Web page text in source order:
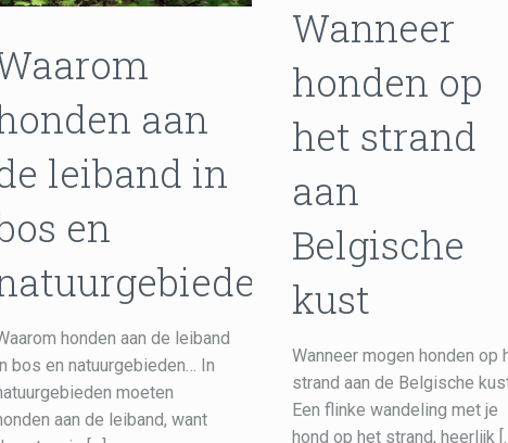
aan
leiband in
en
honden aan de leiband
bos en natuurgebieden… In
moeten
aan de leiband, want
Wanneer
honden op
het strand
aan
Belgische
kust
Wanneer mogen honden op
strand aan de Belgische
Een flinke wandeling met je
hond op het strand, heerlijk